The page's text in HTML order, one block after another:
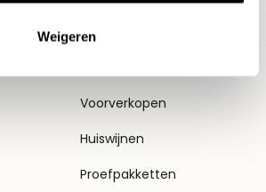
WeigerenThema's
Voorverkopen
Huiswijnen
Proefpakketten